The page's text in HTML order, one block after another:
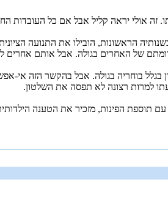
אולי יראה קליל אבל אם כל העובדות
הראשונות, הובילו את התנועה
של האחרים בגולה. אבל אותם אחרים
בוחריה בגולה. אבל בהקשר הזה אי-
למרות רצונה לא תפסה את השלטון.
תוספת הפינות, מזכיר את הטענה הילדותית